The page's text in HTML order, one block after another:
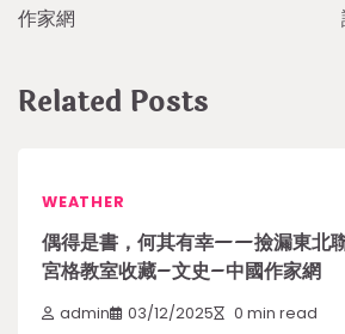
作家網
Related Posts
WEATHER
偶得是書，何其有幸——撿漏東北
宮格教室收藏–文史–中國作家網
admin 03/12/2025 0 min read